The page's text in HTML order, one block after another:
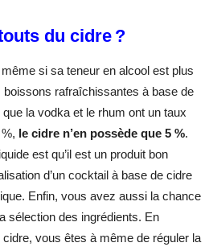
du cidre ?
si sa teneur en alcool est plus
boissons rafraîchissantes à base de
la vodka et le rhum ont un taux
le cidre n’en possède que 5 %.
est qu’il est un produit bon
d’un cocktail à base de cidre
Enfin, vous avez aussi la chance
sélection des ingrédients. En
vous êtes à même de réguler la